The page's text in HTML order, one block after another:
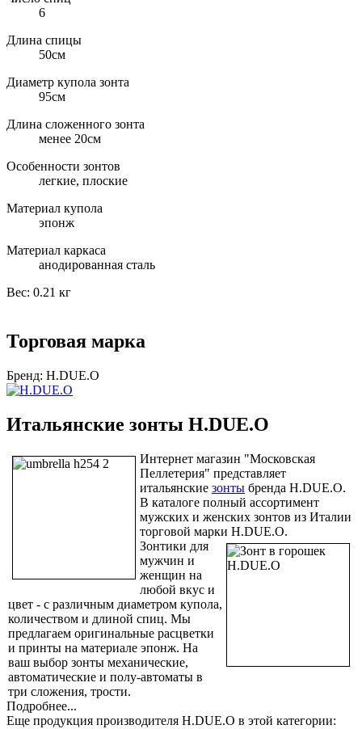
6
Длина спицы
50см
Диаметр купола зонта
95см
Длина сложенного зонта
менее 20см
Особенности зонтов
легкие, плоские
Материал купола
эпонж
Материал каркаса
анодированная сталь
Вес: 0.21 кг
Торговая марка
Бренд: H.DUE.O
Итальянские зонты H.DUE.O
Интернет магазин "Московская
Пеллетерия" представляет
итальянские зонты бренда H.DUE.O.
В каталоге полный ассортимент
мужских и женских зонтов из Италии
торговой марки H.DUE.O.
Зонтики для
мужчин и
женщин на
любой вкус и
цвет - с различным диаметром купола,
количеством и длиной спиц. Мы
предлагаем оригинальные расцветки
и принты на материале эпонж. На
ваш выбор зонты механические,
автоматические и полу-автоматы в
три сложения, трости.
Подробнее...
Еще продукция производителя H.DUE.O в этой категории: